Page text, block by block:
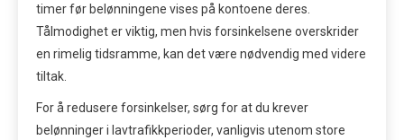
timer før belønningene vises på kontoene deres.
Tålmodighet er viktig, men hvis forsinkelsene overskrider
en rimelig tidsramme, kan det være nødvendig med videre
tiltak.
For å redusere forsinkelser, sørg for at du krever
belønninger i lavtrafikkperioder, vanligvis utenom store